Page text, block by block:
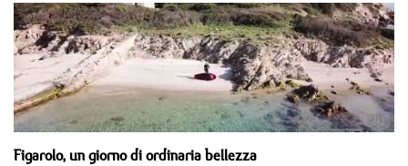
Figarolo, un giorno di ordinaria bellezza